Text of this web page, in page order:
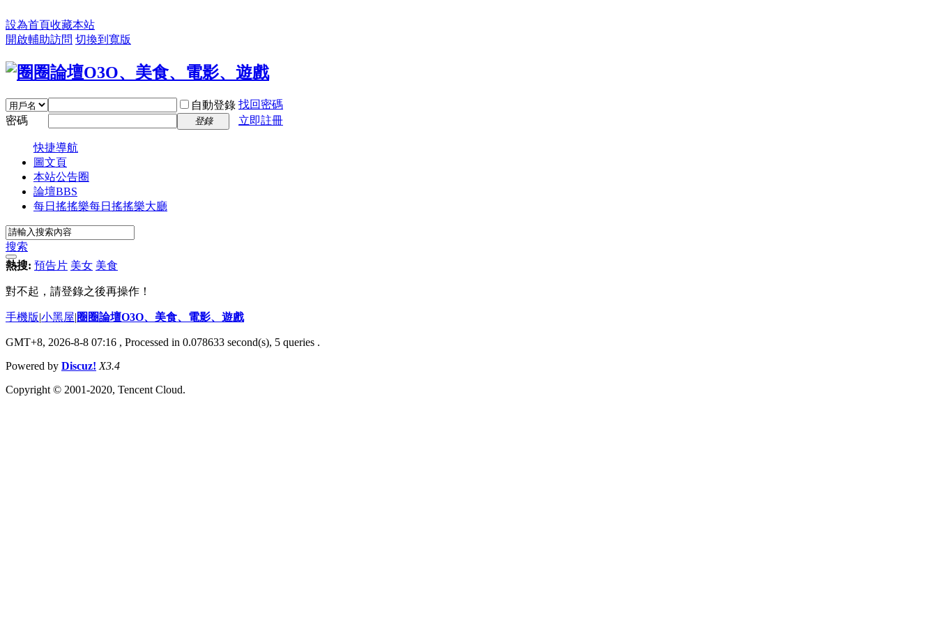
設為首頁收藏本站
開啟輔助訪問 切換到寬版
自動登錄 找回密碼
密碼
登錄 立即註冊
快捷導航
圖文頁
本站公告圈
論壇BBS
每日搖搖樂每日搖搖樂大廳
搜索
熱搜: 預告片 美女 美食
對不起，請登錄之後再操作！
手機版|小黑屋|圈圈論壇O3O、美食、電影、遊戲
GMT+8, 2026-8-8 07:16 , Processed in 0.078633 second(s), 5 queries .
Powered by Discuz! X3.4
Copyright © 2001-2020, Tencent Cloud.